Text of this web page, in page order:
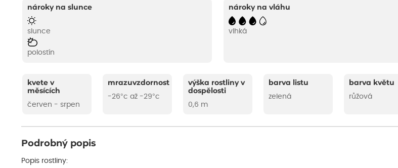
nároky na slunce
slunce
polostín
nároky na vláhu
vlhká
kvete v
měsících
červen - srpen
mrazuvzdornost
-26°c až -29°c
výška rostliny v
dospělosti
0,6 m
barva listu
zelená
barva květu
růžová
Podrobný popis
Popis rostliny: